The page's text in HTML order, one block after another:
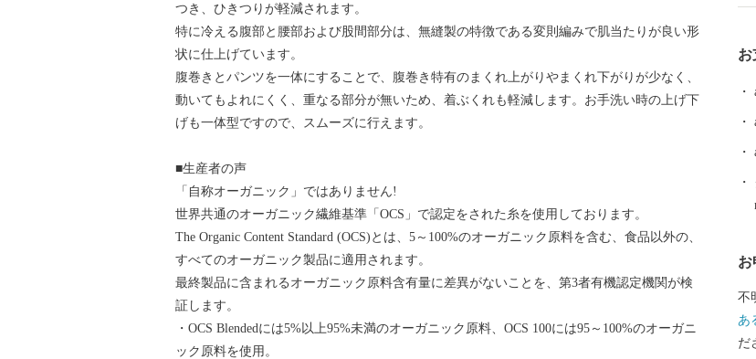
つき、ひきつりが軽減されます。
特に冷える腹部と腰部および股間部分は、無縫製の特徴である変則編みで肌当たりが良い形
状に仕上げています。
腹巻きとパンツを一体にすることで、腹巻き特有のまくれ上がりやまくれ下がりが少なく、
動いてもよれにくく、重なる部分が無いため、着ぶくれも軽減します。お手洗い時の上げ下
げも一体型ですので、スムーズに行えます。
■生産者の声
「自称オーガニック」ではありません!
世界共通のオーガニック繊維基準「OCS」で認定をされた糸を使用しております。
The Organic Content Standard (OCS)とは、5～100%のオーガニック原料を含む、食品以外の、
すべてのオーガニック製品に適用されます。
最終製品に含まれるオーガニック原料含有量に差異がないことを、第3者有機認定機関が検
証します。
・OCS Blendedには5%以上95%未満のオーガニック原料、OCS 100には95～100%のオーガニ
ック原料を使用。
ます。 【アクセス
祭日
お
お
不
あ
だ